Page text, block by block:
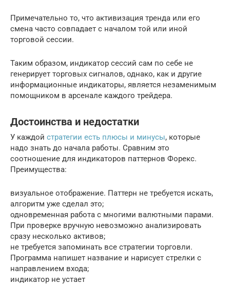
Примечательно то, что активизация тренда или его
смена часто совпадает с началом той или иной
торговой сессии.
Таким образом, индикатор сессий сам по себе не
генерирует торговых сигналов, однако, как и другие
информационные индикаторы, является незаменимым
помощником в арсенале каждого трейдера.
Достоинства и недостатки
У каждой стратегии есть плюсы и минусы, которые
надо знать до начала работы. Сравним это
соотношение для индикаторов паттернов Форекс.
Преимущества:
визуальное отображение. Паттерн не требуется искать,
алгоритм уже сделал это;
одновременная работа с многими валютными парами.
При проверке вручную невозможно анализировать
сразу несколько активов;
не требуется запоминать все стратегии торговли.
Программа напишет название и нарисует стрелки с
направлением входа;
индикатор не устает